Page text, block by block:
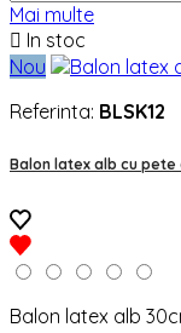
Mai multe
 In stoc
Nou
Referinta: BLSK12
Balon latex alb cu
Balon latex alb